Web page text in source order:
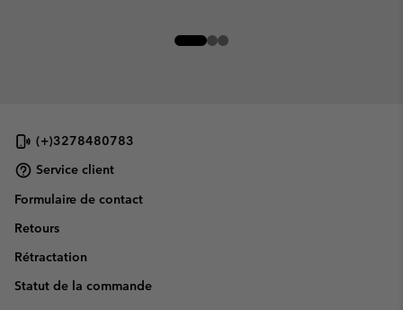
(+)3278480783
Service client
Formulaire de contact
Retours
Rétractation
Statut de la commande